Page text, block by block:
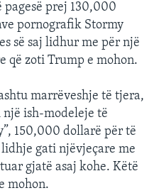
prej 130,000
pornografik Stormy
së saj lidhur me për një
që zoti Trump e mohon.
marrëveshje të tjera,
ish-modeleje të
150,000 dollarë për të
gati njëvjeçare me
gjatë asaj kohe. Këtë
mohon.